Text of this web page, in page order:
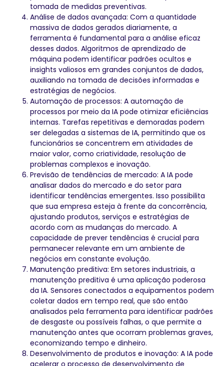
tomada de medidas preventivas.
Análise de dados avançada: Com a quantidade
massiva de dados gerados diariamente, a
ferramenta é fundamental para a análise eficaz
desses dados. Algoritmos de aprendizado de
máquina podem identificar padrões ocultos e
insights valiosos em grandes conjuntos de dados,
auxiliando na tomada de decisões informadas e
estratégias de negócios.
Automação de processos: A automação de
processos por meio da IA pode otimizar eficiências
internas. Tarefas repetitivas e demoradas podem
ser delegadas a sistemas de IA, permitindo que os
funcionários se concentrem em atividades de
maior valor, como criatividade, resolução de
problemas complexos e inovação.
Previsão de tendências de mercado: A IA pode
analisar dados do mercado e do setor para
identificar tendências emergentes. Isso possibilita
que sua empresa esteja à frente da concorrência,
ajustando produtos, serviços e estratégias de
acordo com as mudanças do mercado. A
capacidade de prever tendências é crucial para
permanecer relevante em um ambiente de
negócios em constante evolução.
Manutenção preditiva: Em setores industriais, a
manutenção preditiva é uma aplicação poderosa
da IA. Sensores conectados a equipamentos podem
coletar dados em tempo real, que são então
analisados pela ferramenta para identificar padrões
de desgaste ou possíveis falhas, o que permite a
manutenção antes que ocorram problemas graves,
economizando tempo e dinheiro.
Desenvolvimento de produtos e inovação: A IA pode
acelerar o processo de desenvolvimento de